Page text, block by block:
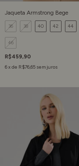
Jaqueta Armstrong Bege
36 38 40 42 44
46
R$459,90
6x de R$76,65 sem juros